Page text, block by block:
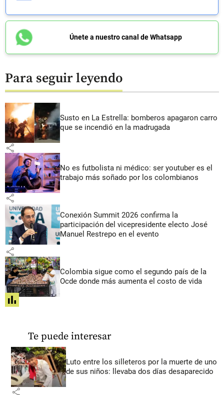
Únete a nuestro canal de Whatsapp
Para seguir leyendo
Susto en La Estrella: bomberos apagaron carro
que se incendió en la madrugada
share
No es futbolista ni médico: ser youtuber es el
trabajo más soñado por los colombianos
share
Conexión Summit 2026 confirma la
participación del vicepresidente electo José
Manuel Restrepo en el evento
share
Colombia sigue como el segundo país de la
Ocde donde más aumenta el costo de vida
share
Te puede interesar
Luto entre los silleteros por la muerte de uno
de sus niños: llevaba dos días desaparecido
share